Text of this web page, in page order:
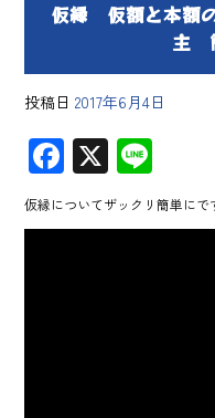
仮縁 仮額と本額
主
投稿日 2017年6月4日
F
ac
e
X
ne
仮縁についてザックリ簡単にで